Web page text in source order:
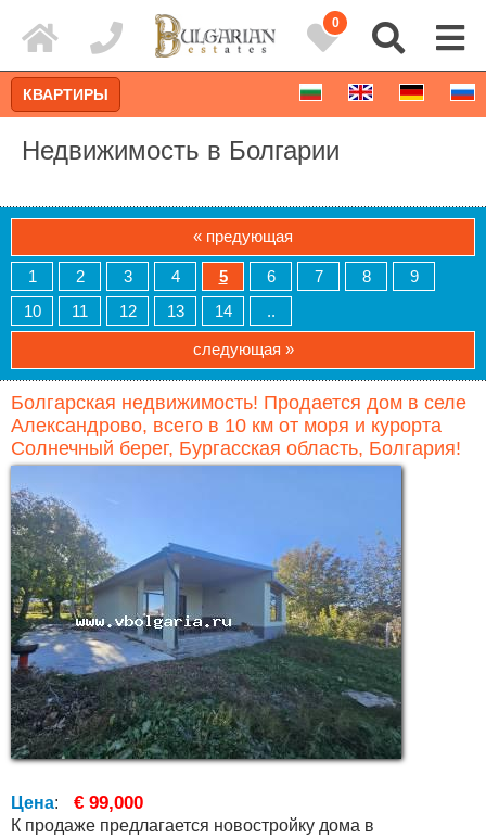
0
Расширенный поиск
КВАРТИРЫ
Недвижимость в Болгарии
« предующая
1 2 3 4 5 6 7 8
9
10
11 12 13 14 ..
следующая »
Болгарская недвижимость! Продается дом в селе
Александрово, всего в 10 км от моря и курорта
Солнечный берег, Бургасская область, Болгария!
Цена: € 99,000
К продаже предлагается новостройку дома в